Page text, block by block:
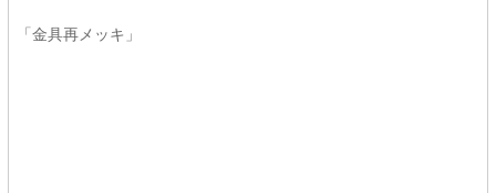
「金具再メッキ」